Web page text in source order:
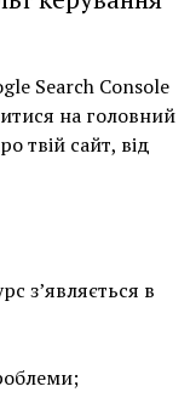
Search Console
на головний
твій сайт, від
з’являється в